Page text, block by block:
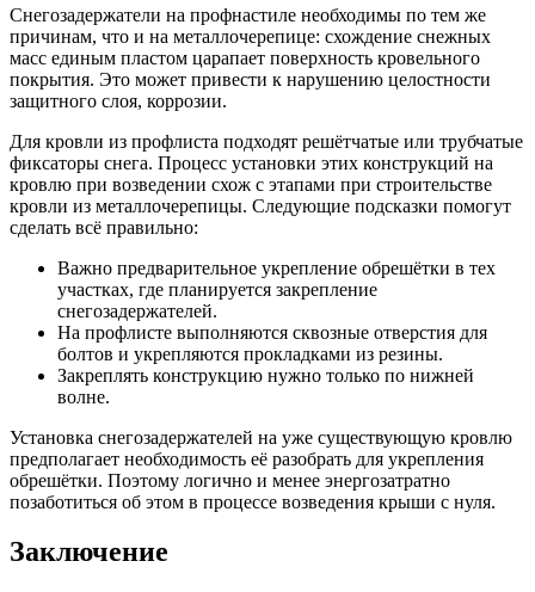
Снегозадержатели на профнастиле необходимы по тем же
причинам, что и на металлочерепице: схождение снежных
масс единым пластом царапает поверхность кровельного
покрытия. Это может привести к нарушению целостности
защитного слоя, коррозии.
Для кровли из профлиста подходят решётчатые или трубчатые
фиксаторы снега. Процесс установки этих конструкций на
кровлю при возведении схож с этапами при строительстве
кровли из металлочерепицы. Следующие подсказки помогут
сделать всё правильно:
Важно предварительное укрепление обрешётки в тех
участках, где планируется закрепление
снегозадержателей.
На профлисте выполняются сквозные отверстия для
болтов и укрепляются прокладками из резины.
Закреплять конструкцию нужно только по нижней
волне.
Установка снегозадержателей на уже существующую кровлю
предполагает необходимость её разобрать для укрепления
обрешётки. Поэтому логично и менее энергозатратно
позаботиться об этом в процессе возведения крыши с нуля.
Заключение